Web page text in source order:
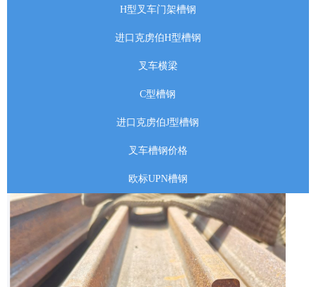
H型叉车门架槽钢
进口克虏伯H型槽钢
叉车横梁
C型槽钢
进口克虏伯J型槽钢
叉车槽钢价格
欧标UPN槽钢